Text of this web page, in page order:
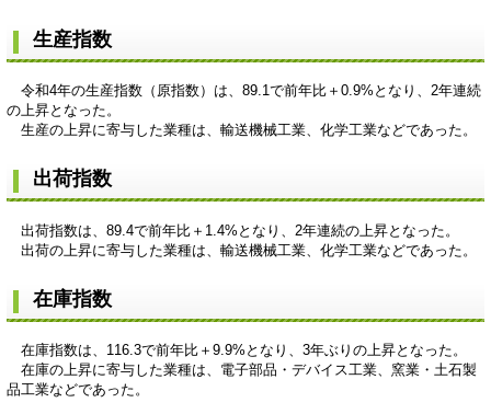
生産指数
令和4年の生産指数（原指数）は、89.1で前年比＋0.9%となり、2年連続
の上昇となった。
生産の上昇に寄与した業種は、輸送機械工業、化学工業などであった。
出荷指数
出荷指数は、89.4で前年比＋1.4%となり、2年連続の上昇となった。
出荷の上昇に寄与した業種は、輸送機械工業、化学工業などであった。
在庫指数
在庫指数は、116.3で前年比＋9.9%となり、3年ぶりの上昇となった。
在庫の上昇に寄与した業種は、電子部品・デバイス工業、窯業・土石製
品工業などであった。